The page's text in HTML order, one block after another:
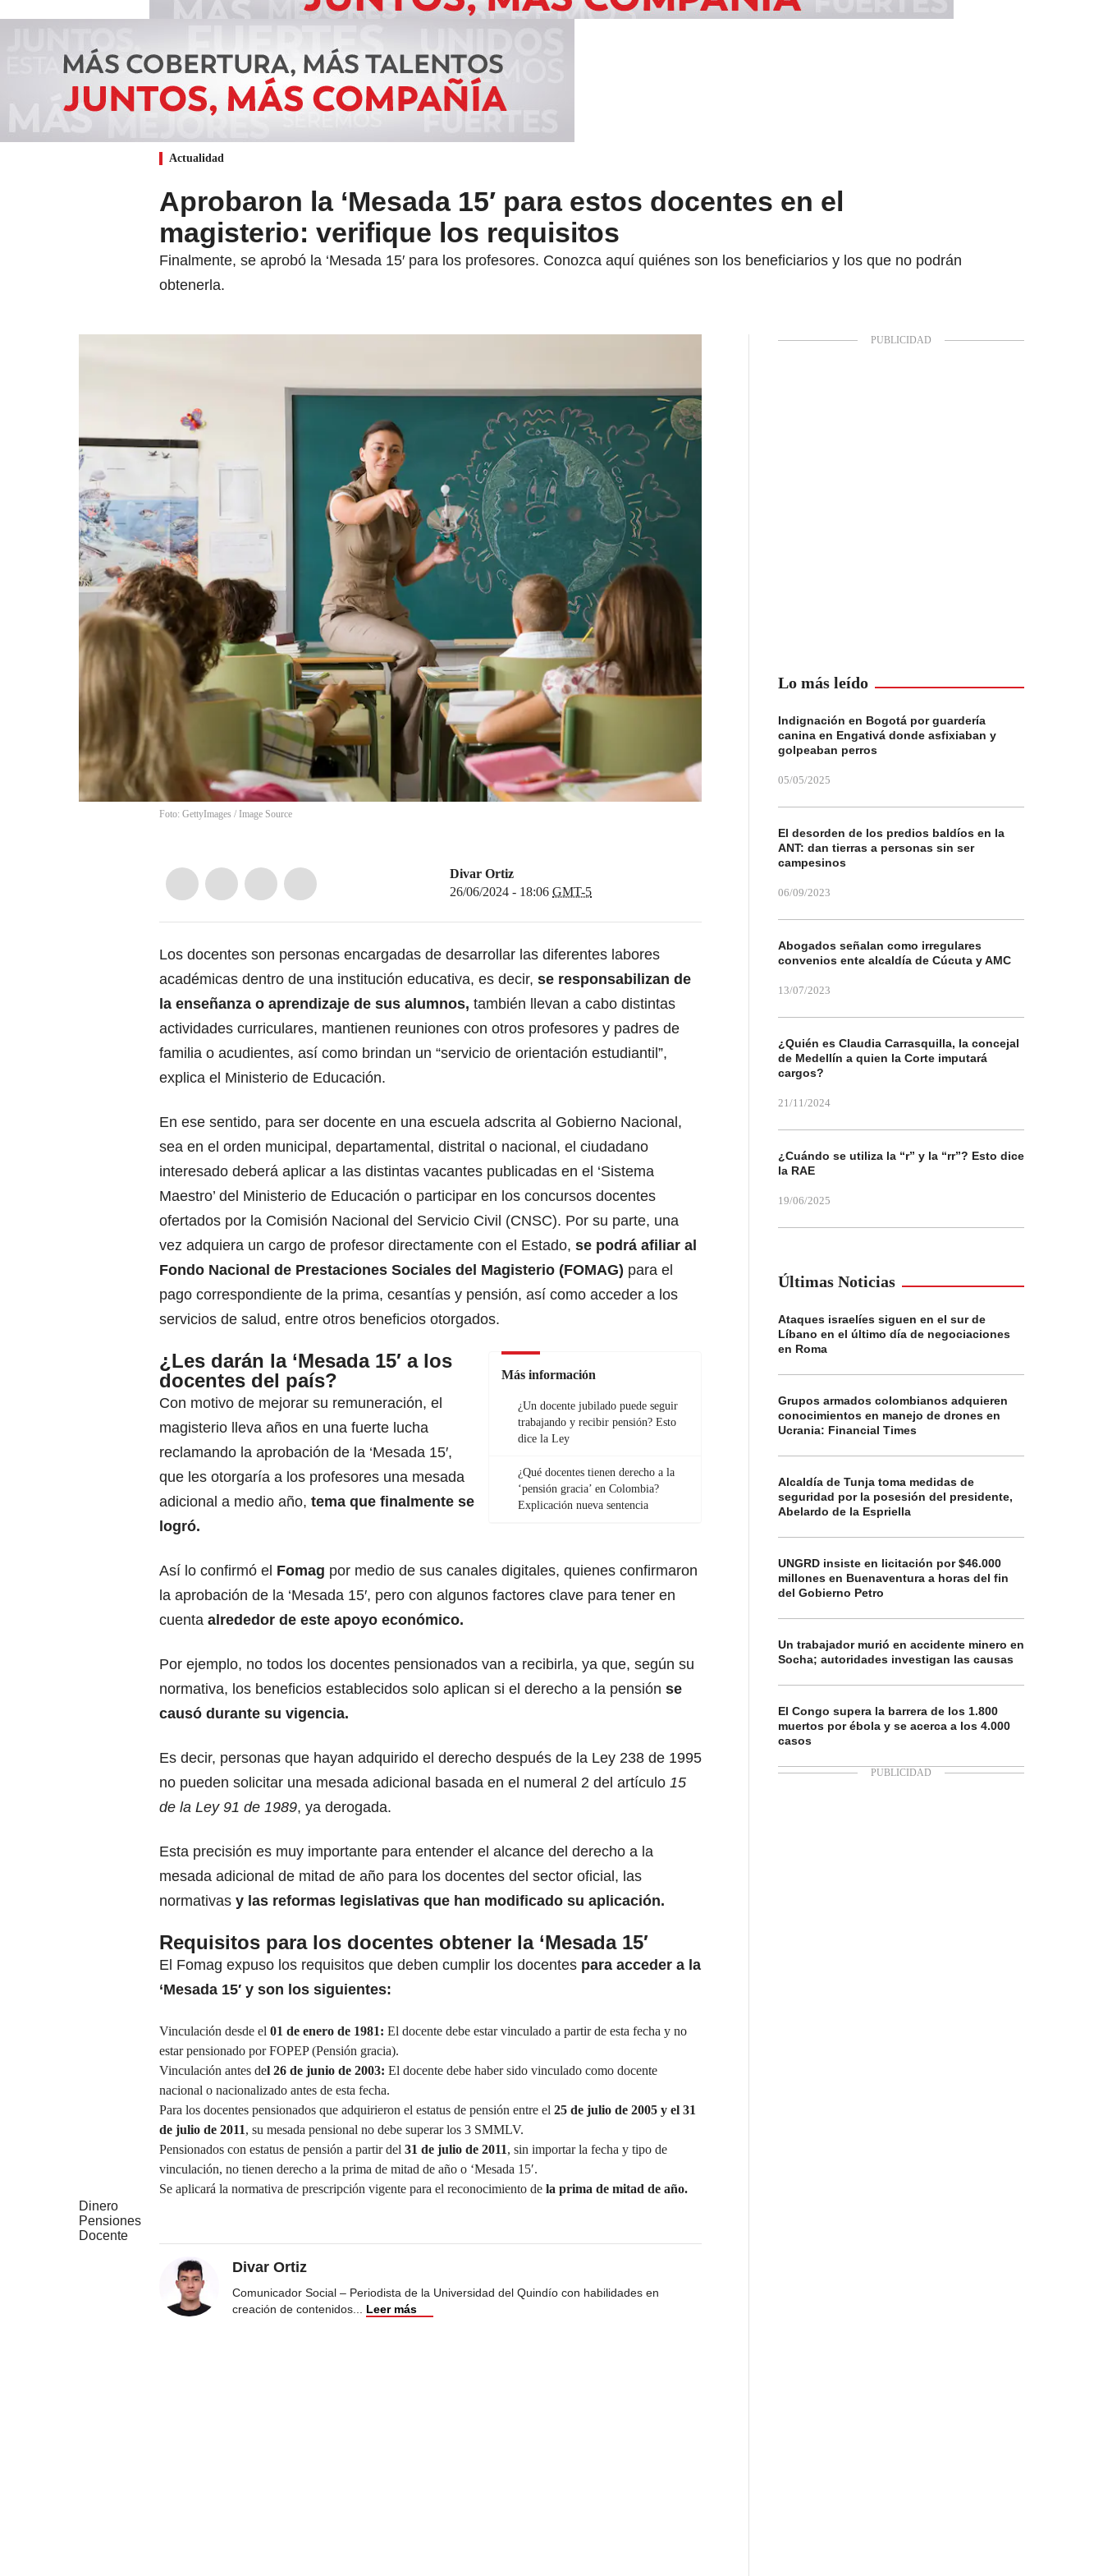
Actualidad
Aprobaron la ‘Mesada 15′ para estos docentes en el
magisterio: verifique los requisitos
Finalmente, se aprobó la ‘Mesada 15′ para los profesores. Conozca aquí quiénes son los beneficiarios y los que no podrán
obtenerla.
Foto: GettyImages / Image Source
Divar Ortiz
26/06/2024 - 18:06 GMT-5
Los docentes son personas encargadas de desarrollar las diferentes labores
académicas dentro de una institución educativa, es decir, se responsabilizan de
la enseñanza o aprendizaje de sus alumnos, también llevan a cabo distintas
actividades curriculares, mantienen reuniones con otros profesores y padres de
familia o acudientes, así como brindan un “servicio de orientación estudiantil”,
explica el Ministerio de Educación.
En ese sentido, para ser docente en una escuela adscrita al Gobierno Nacional,
sea en el orden municipal, departamental, distrital o nacional, el ciudadano
interesado deberá aplicar a las distintas vacantes publicadas en el ‘Sistema
Maestro’ del Ministerio de Educación o participar en los concursos docentes
ofertados por la Comisión Nacional del Servicio Civil (CNSC). Por su parte, una
vez adquiera un cargo de profesor directamente con el Estado, se podrá afiliar al
Fondo Nacional de Prestaciones Sociales del Magisterio (FOMAG) para el
pago correspondiente de la prima, cesantías y pensión, así como acceder a los
servicios de salud, entre otros beneficios otorgados.
Más información
¿Un docente jubilado puede seguir
trabajando y recibir pensión? Esto
dice la Ley
¿Qué docentes tienen derecho a la
‘pensión gracia’ en Colombia?
Explicación nueva sentencia
¿Les darán la ‘Mesada 15′ a los
docentes del país?
Con motivo de mejorar su remuneración, el
magisterio lleva años en una fuerte lucha
reclamando la aprobación de la ‘Mesada 15′,
que les otorgaría a los profesores una mesada
adicional a medio año, tema que finalmente se
logró.
Así lo confirmó el Fomag por medio de sus canales digitales, quienes confirmaron
la aprobación de la ‘Mesada 15′, pero con algunos factores clave para tener en
cuenta alrededor de este apoyo económico.
Por ejemplo, no todos los docentes pensionados van a recibirla, ya que, según su
normativa, los beneficios establecidos solo aplican si el derecho a la pensión se
causó durante su vigencia.
Es decir, personas que hayan adquirido el derecho después de la Ley 238 de 1995
no pueden solicitar una mesada adicional basada en el numeral 2 del artículo 15
de la Ley 91 de 1989, ya derogada.
Esta precisión es muy importante para entender el alcance del derecho a la
mesada adicional de mitad de año para los docentes del sector oficial, las
normativas y las reformas legislativas que han modificado su aplicación.
Requisitos para los docentes obtener la ‘Mesada 15′
El Fomag expuso los requisitos que deben cumplir los docentes para acceder a la
‘Mesada 15′ y son los siguientes:
Vinculación desde el 01 de enero de 1981: El docente debe estar vinculado a partir de esta fecha y no
estar pensionado por FOPEP (Pensión gracia).
Vinculación antes del 26 de junio de 2003: El docente debe haber sido vinculado como docente
nacional o nacionalizado antes de esta fecha.
Para los docentes pensionados que adquirieron el estatus de pensión entre el 25 de julio de 2005 y el 31
de julio de 2011, su mesada pensional no debe superar los 3 SMMLV.
Pensionados con estatus de pensión a partir del 31 de julio de 2011, sin importar la fecha y tipo de
vinculación, no tienen derecho a la prima de mitad de año o ‘Mesada 15′.
Se aplicará la normativa de prescripción vigente para el reconocimiento de la prima de mitad de año.
Dinero
Pensiones
Docente
Divar Ortiz
Comunicador Social – Periodista de la Universidad del Quindío con habilidades en
creación de contenidos... Leer más
Lo más leído
Indignación en Bogotá por guardería
canina en Engativá donde asfixiaban y
golpeaban perros
05/05/2025
El desorden de los predios baldíos en la
ANT: dan tierras a personas sin ser
campesinos
06/09/2023
Abogados señalan como irregulares
convenios ente alcaldía de Cúcuta y AMC
13/07/2023
¿Quién es Claudia Carrasquilla, la concejal
de Medellín a quien la Corte imputará
cargos?
21/11/2024
¿Cuándo se utiliza la “r” y la “rr”? Esto dice
la RAE
19/06/2025
Últimas Noticias
Ataques israelíes siguen en el sur de
Líbano en el último día de negociaciones
en Roma
Grupos armados colombianos adquieren
conocimientos en manejo de drones en
Ucrania: Financial Times
Alcaldía de Tunja toma medidas de
seguridad por la posesión del presidente,
Abelardo de la Espriella
UNGRD insiste en licitación por $46.000
millones en Buenaventura a horas del fin
del Gobierno Petro
Un trabajador murió en accidente minero en
Socha; autoridades investigan las causas
El Congo supera la barrera de los 1.800
muertos por ébola y se acerca a los 4.000
casos